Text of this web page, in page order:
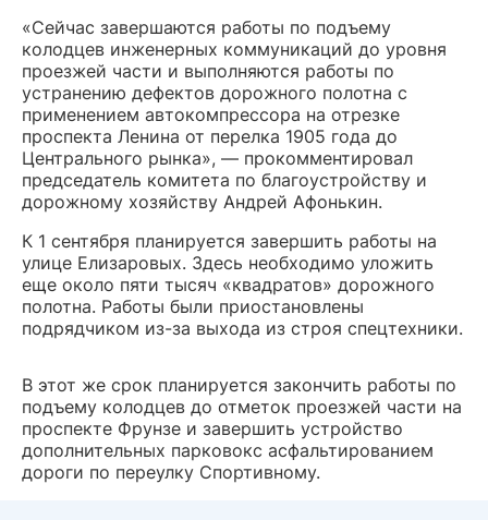
«Сейчас завершаются работы по подъему
колодцев инженерных коммуникаций до уровня
проезжей части и выполняются работы по
устранению дефектов дорожного полотна с
применением автокомпрессора на отрезке
проспекта Ленина от перелка 1905 года до
Центрального рынка», — прокомментировал
председатель комитета по благоустройству и
дорожному хозяйству Андрей Афонькин.
К 1 сентября планируется завершить работы на
улице Елизаровых. Здесь необходимо уложить
еще около пяти тысяч «квадратов» дорожного
полотна. Работы были приостановлены
подрядчиком из-за выхода из строя спецтехники.
В этот же срок планируется закончить работы по
подъему колодцев до отметок проезжей части на
проспекте Фрунзе и завершить устройство
дополнительных парковокс асфальтированием
дороги по переулку Спортивному.